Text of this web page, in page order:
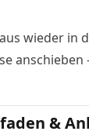
wieder in
anschieben
&